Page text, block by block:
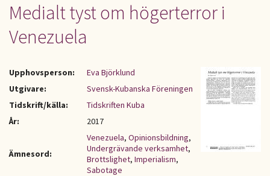
Medialt tyst om högerterror i
Venezuela
Upphovsperson:
Eva Björklund
Utgivare:
Svensk-Kubanska Föreningen
Tidskrift/källa:
Tidskriften Kuba
År:
2017
Ämnesord:
Venezuela, Opinionsbildning,
Undergrävande verksamhet,
Brottslighet, Imperialism,
Sabotage